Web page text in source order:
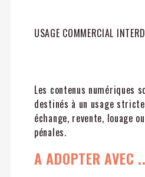
USAGE COMMERCIAL
Les contenus numériques
destinés à un usage
échange, revente, louage
pénales.
A ADOPTER AVEC